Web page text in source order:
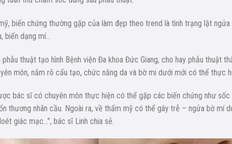
biến chứng thường gặp của làm đẹp theo trend là tình trạng lật
biến dạng mí…
thuật tạo hình Bệnh viện Đa khoa Đức Giang, cho hay phẫu thuật
môn, nắm rõ cấu tạo, chức năng da và bờ mi dưới mới có thể thực
bác sĩ có chuyên môn thực hiện có thể gặp các biến chứng như
thương nhãn cầu. Ngoài ra, về thẩm mỹ có thể gây trễ – ngửa bờ mí
giác mạc…”, bác sĩ Linh chia sẻ.